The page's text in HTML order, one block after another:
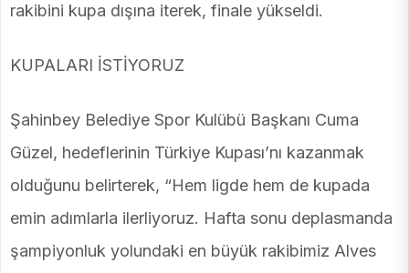
rakibini kupa dışına iterek, finale yükseldi.
KUPALARI İSTİYORUZ
Şahinbey Belediye Spor Kulübü Başkanı Cuma
Güzel, hedeflerinin Türkiye Kupası’nı kazanmak
olduğunu belirterek, “Hem ligde hem de kupada
emin adımlarla ilerliyoruz. Hafta sonu deplasmanda
şampiyonluk yolundaki en büyük rakibimiz Alves